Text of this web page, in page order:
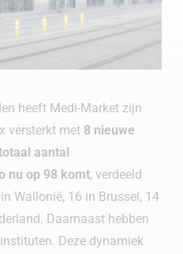
heeft Medi-Market zijn
versterkt met8 nieuwe
aantal
nu op 98 komt, verdeeld
Wallonië, 16 in Brussel, 14
Daarnaast hebben
Deze dynamiek